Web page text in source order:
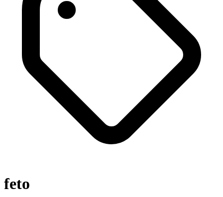
feto